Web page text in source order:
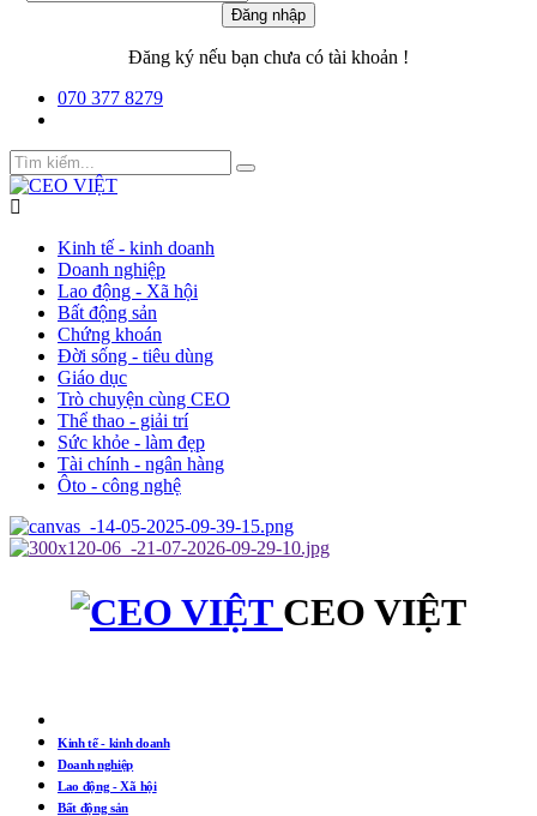
Đăng nhập
Đăng ký nếu bạn chưa có tài khoản !
070 377 8279
Kinh tế - kinh doanh
Doanh nghiệp
Lao động - Xã hội
Bất động sản
Chứng khoán
Đời sống - tiêu dùng
Giáo dục
Trò chuyện cùng CEO
Thể thao - giải trí
Sức khỏe - làm đẹp
Tài chính - ngân hàng
Ôto - công nghệ
CEO VIỆT
Kinh tế - kinh doanh
Doanh nghiệp
Lao động - Xã hội
Bất động sản